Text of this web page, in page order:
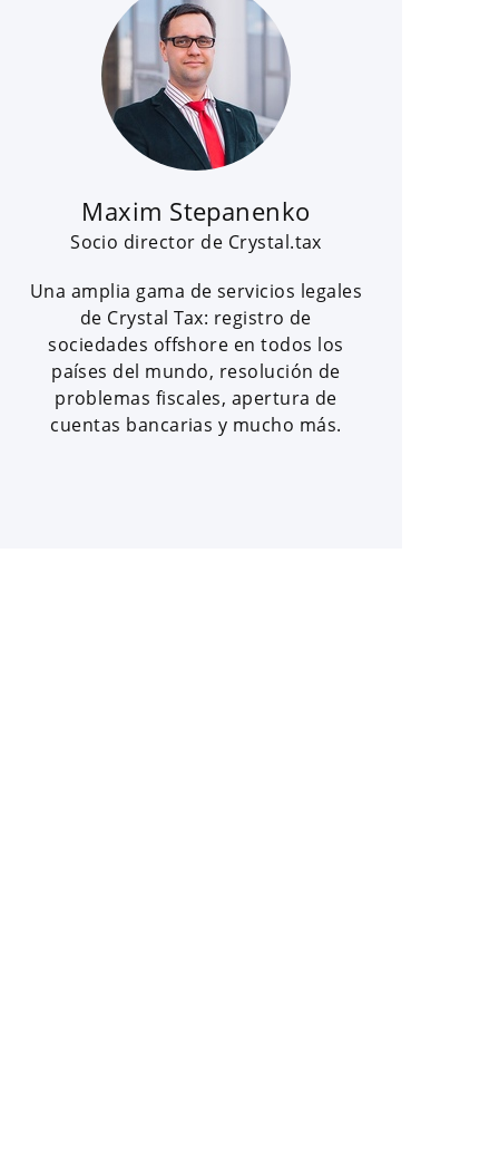
Maxim Stepanenko
Socio director de Crystal.tax
Una amplia gama de servicios legales
de Crystal Tax: registro de
sociedades offshore en todos los
países del mundo, resolución de
problemas fiscales, apertura de
cuentas bancarias y mucho más.